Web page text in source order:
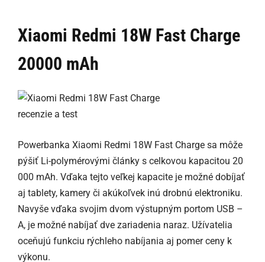
Xiaomi Redmi 18W Fast Charge
20000 mAh
Powerbanka Xiaomi Redmi 18W Fast Charge sa môže
pýšiť Li-polymérovými články s celkovou kapacitou 20
000 mAh. Vďaka tejto veľkej kapacite je možné dobíjať
aj tablety, kamery či akúkoľvek inú drobnú elektroniku.
Navyše vďaka svojim dvom výstupným portom USB –
A, je možné nabíjať dve zariadenia naraz. Užívatelia
oceňujú funkciu rýchleho nabíjania aj pomer ceny k
výkonu.